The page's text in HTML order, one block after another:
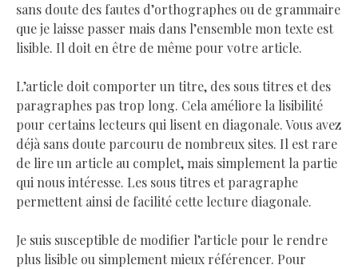
sans doute des fautes d’orthographes ou de grammaire
que je laisse passer mais dans l’ensemble mon texte est
lisible. Il doit en être de même pour votre article.
L’article doit comporter un titre, des sous titres et des
paragraphes pas trop long. Cela améliore la lisibilité
pour certains lecteurs qui lisent en diagonale. Vous avez
déjà sans doute parcouru de nombreux sites. Il est rare
de lire un article au complet, mais simplement la partie
qui nous intéresse. Les sous titres et paragraphe
permettent ainsi de facilité cette lecture diagonale.
Je suis susceptible de modifier l’article pour le rendre
plus lisible ou simplement mieux référencer. Pour